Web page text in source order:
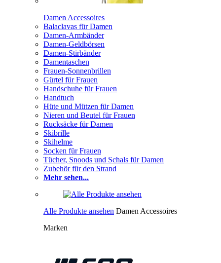
Damen Accessoires
Balaclavas für Damen
Damen-Armbänder
Damen-Geldbörsen
Damen-Stirbänder
Damentaschen
Frauen-Sonnenbrillen
Gürtel für Frauen
Handschuhe für Frauen
Handtuch
Hüte und Mützen für Damen
Nieren und Beutel für Frauen
Rucksäcke für Damen
Skibrille
Skihelme
Socken für Frauen
Tücher, Snoods und Schals für Damen
Zubehör für den Strand
Mehr sehen...
Alle Produkte ansehen Damen Accessoires
Marken